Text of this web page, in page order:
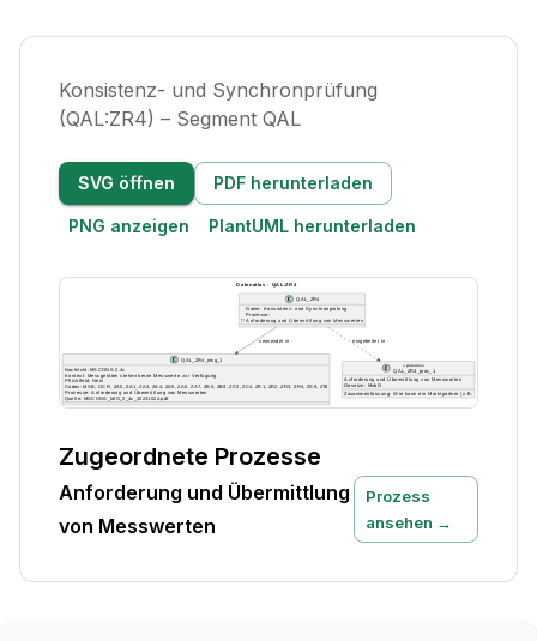
Konsistenz- und Synchronprüfung
(QAL:ZR4) – Segment QAL
SVG öffnen PDF herunterladen
PNG anzeigen PlantUML herunterladen
Zugeordnete Prozesse
Anforderung und Übermittlung
von Messwerten
Prozess
ansehen →